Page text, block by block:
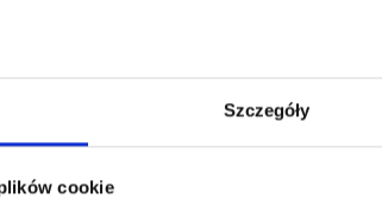
Szczegóły
cookie
prezentowa